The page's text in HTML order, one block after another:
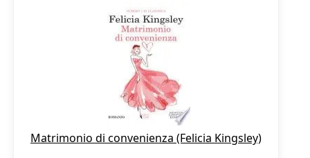
Matrimonio di convenienza (Felicia Kingsley)